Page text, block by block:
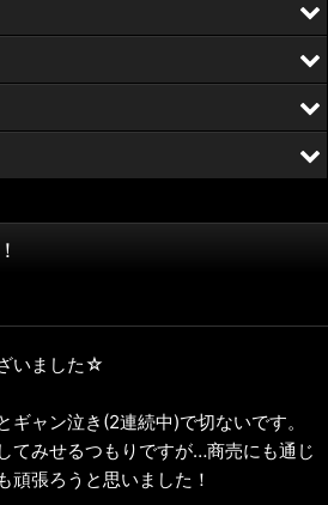
いました☆
ギャン泣き(2連続中)で切ないです。
てみせるつもりですが…商売にも通じ
頑張ろうと思いました！